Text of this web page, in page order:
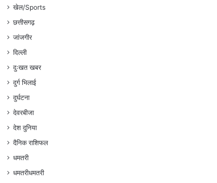
खेल/Sports
छत्तीसगढ़
जांजगीर
दिल्ली
दुःखत खबर
दुर्ग भिलाई
दुर्घटना
देवरबीजा
देश दुनिया
दैनिक राशिफल
धमतरी
धमतरीधमतरी